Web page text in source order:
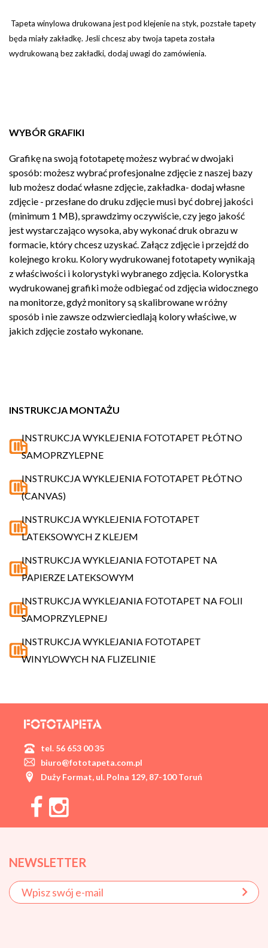
Tapeta winylowa drukowana jest pod klejenie na styk, pozstałe tapety
będa miały zakładkę. Jesli chcesz aby twoja tapeta została
wydrukowaną bez zakładki, dodaj uwagi do zamówienia.
WYBÓR GRAFIKI
Grafikę na swoją fototapetę możesz wybrać w dwojaki
sposób: możesz wybrać profesjonalne zdjęcie z naszej bazy
lub możesz dodać własne zdjęcie, zakładka- dodaj własne
zdjęcie - przesłane do druku zdjęcie musi być dobrej jakości
(minimum 1 MB), sprawdzimy oczywiście, czy jego jakość
jest wystarczająco wysoka, aby wykonać druk obrazu w
formacie, który chcesz uzyskać. Załącz zdjęcie i przejdź do
kolejnego kroku. Kolory wydrukowanej fototapety wynikają
z właściwości i kolorystyki wybranego zdjęcia. Kolorystka
wydrukowanej grafiki może odbiegać od zdjęcia widocznego
na monitorze, gdyż monitory są skalibrowane w różny
sposób i nie zawsze odzwierciedlają kolory właściwe, w
jakich zdjęcie zostało wykonane.
INSTRUKCJA MONTAŻU
INSTRUKCJA WYKLEJENIA FOTOTAPET PŁÓTNO
SAMOPRZYLEPNE
INSTRUKCJA WYKLEJENIA FOTOTAPET PŁÓTNO
(CANVAS)
INSTRUKCJA WYKLEJENIA FOTOTAPET
LATEKSOWYCH Z KLEJEM
INSTRUKCJA WYKLEJANIA FOTOTAPET NA
PAPIERZE LATEKSOWYM
INSTRUKCJA WYKLEJANIA FOTOTAPET NA FOLII
SAMOPRZYLEPNEJ
INSTRUKCJA WYKLEJANIA FOTOTAPET
WINYLOWYCH NA FLIZELINIE
tel. 56 653 00 35
biuro@fototapeta.com.pl
Duży Format, ul. Polna 129, 87-100 Toruń
NEWSLETTER